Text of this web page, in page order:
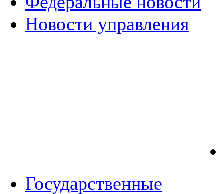
Новости управления
Государственные